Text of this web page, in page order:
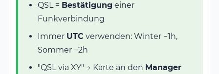
QSL = Bestätigung einer
Funkverbindung
Immer UTC verwenden: Winter −1h,
Sommer −2h
"QSL via XY" → Karte an den Manager